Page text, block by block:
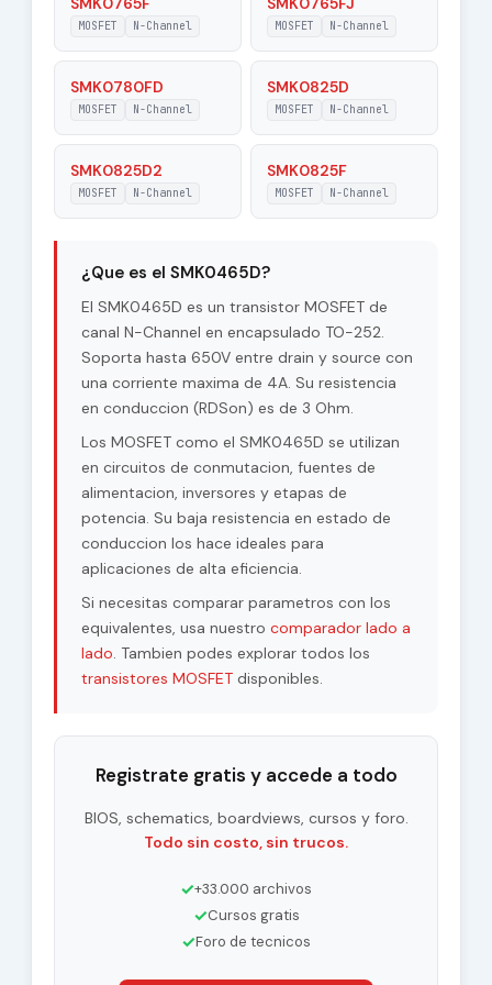
MOSFET N-Channel MOSFET N-Channel
SMK0780FD
MOSFET N-Channel
SMK0825D
MOSFET N-Channel
SMK0825D2
MOSFET N-Channel
SMK0825F
MOSFET N-Channel
¿Que es el SMK0465D?
El SMK0465D es un transistor MOSFET de
canal N-Channel en encapsulado TO-252.
Soporta hasta 650V entre drain y source con
una corriente maxima de 4A. Su resistencia
en conduccion (RDSon) es de 3 Ohm.
Los MOSFET como el SMK0465D se utilizan
en circuitos de conmutacion, fuentes de
alimentacion, inversores y etapas de
potencia. Su baja resistencia en estado de
conduccion los hace ideales para
aplicaciones de alta eficiencia.
Si necesitas comparar parametros con los
equivalentes, usa nuestro comparador lado a
lado. Tambien podes explorar todos los
transistores MOSFETdisponibles.
Registrate gratis y accede a todo
BIOS, schematics, boardviews, cursos y foro.
Todo sin costo, sin trucos.
✓+33.000 archivos
✓Cursos gratis
✓Foro de tecnicos